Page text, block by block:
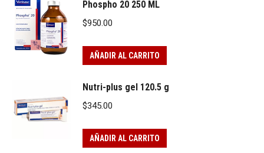
Phospho 20 250 ML
$950.00
AÑADIR AL CARRITO
Nutri-plus gel 120.5 g
$345.00
AÑADIR AL CARRITO